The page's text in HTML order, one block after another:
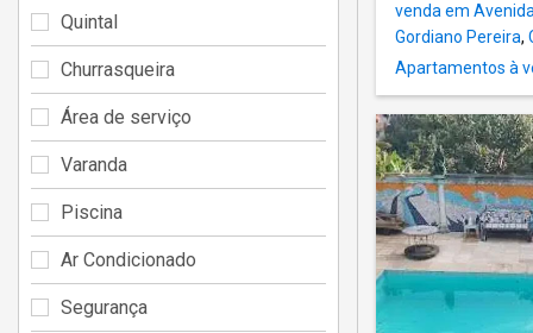
venda em
Gordiano Pereira,
Apartamentos à
Quintal
Churrasqueira
Área de serviço
Varanda
Piscina
Ar Condicionado
Segurança